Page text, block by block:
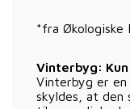
*fra Økologiske
Vinterbyg:
Vinterbyg er
skyldes, at